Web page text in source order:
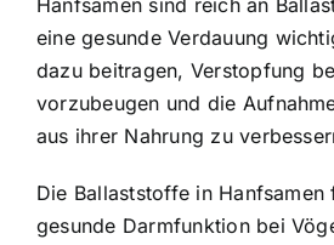
Hanfsamen sind reich an
eine gesunde Verdauung
dazu beitragen, Verstopfung
vorzubeugen und die
aus ihrer Nahrung zu
Die Ballaststoffe in Hanfsamen
gesunde Darmfunktion bei